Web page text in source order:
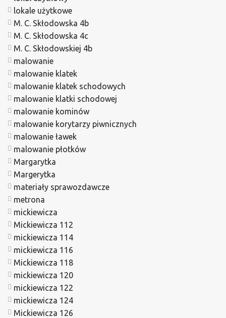
lokale użytkowe
M. C. Skłodowska 4b
M. C. Skłodowska 4c
M. C. Skłodowskiej 4b
malowanie
malowanie klatek
malowanie klatek schodowych
malowanie klatki schodowej
malowanie kominów
malowanie korytarzy piwnicznych
malowanie ławek
malowanie płotków
Margarytka
Margerytka
materiały sprawozdawcze
metrona
mickiewicza
Mickiewicza 112
mickiewicza 114
mickiewicza 116
Mickiewicza 118
mickiewicza 120
mickiewicza 122
mickiewicza 124
Mickiewicza 126